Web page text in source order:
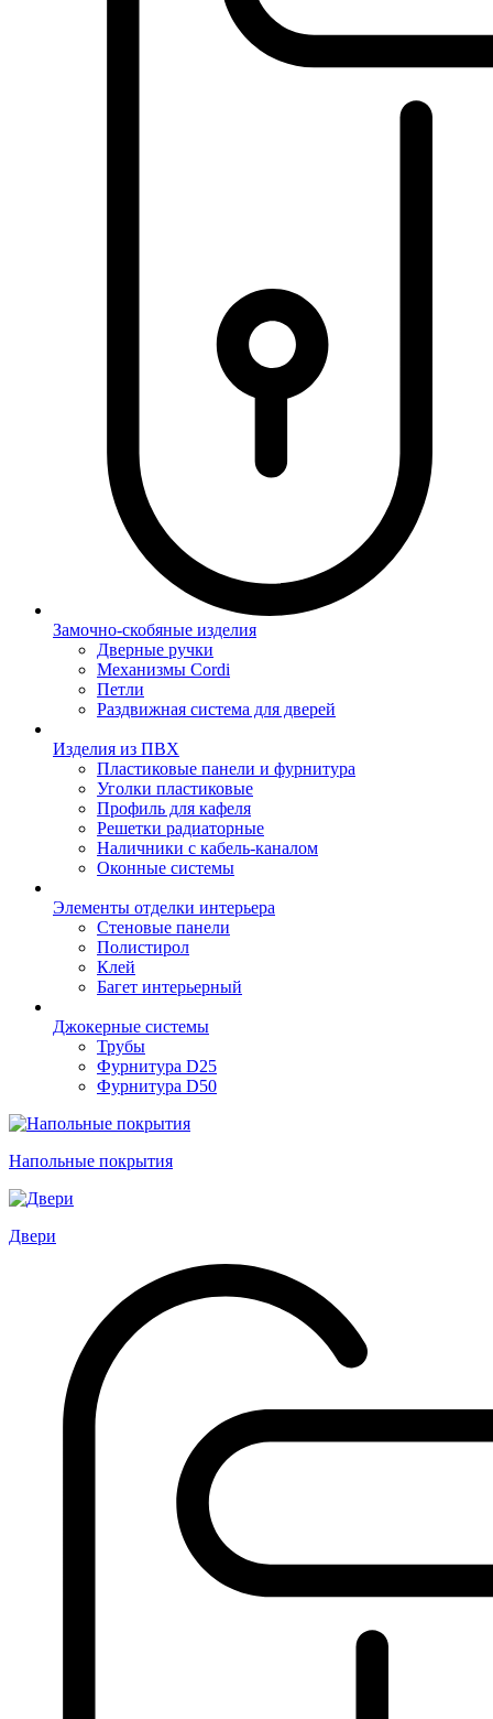
Замочно-скобяные изделия
Дверные ручки
Механизмы Cordi
Петли
Раздвижная система для дверей
Изделия из ПВХ
Пластиковые панели и фурнитура
Уголки пластиковые
Профиль для кафеля
Решетки радиаторные
Наличники с кабель-каналом
Оконные системы
Элементы отделки интерьера
Стеновые панели
Полистирол
Клей
Багет интерьерный
Джокерные системы
Трубы
Фурнитура D25
Фурнитура D50
Напольные покрытия
Двери